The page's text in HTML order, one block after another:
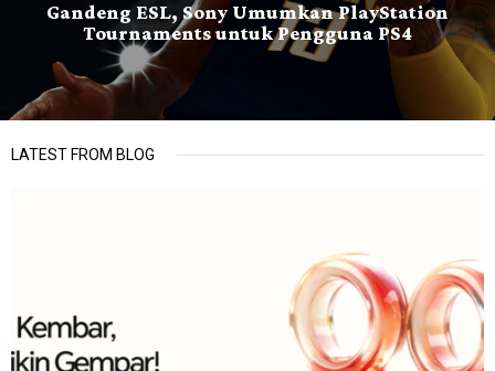
Gandeng ESL, Sony Umumkan PlayStation
Tournaments untuk Pengguna PS4
LATEST FROM BLOG